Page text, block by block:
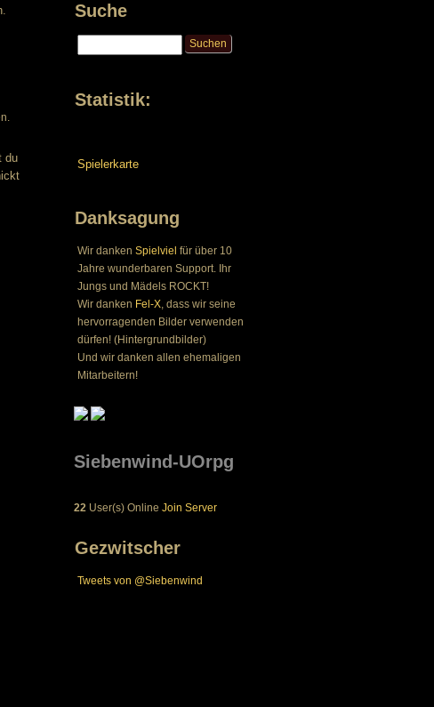
du
Suche
Statistik:
Spielerkarte
Danksagung
Wir danken Spielviel für über 10
Jahre wunderbaren Support. Ihr
Jungs und Mädels ROCKT!
Wir danken Fel-X, dass wir seine
hervorragenden Bilder verwenden
dürfen! (Hintergrundbilder)
Und wir danken allen ehemaligen
Mitarbeitern!
Siebenwind-UOrpg
22 User(s) Online Join Server
Gezwitscher
Tweets von @Siebenwind